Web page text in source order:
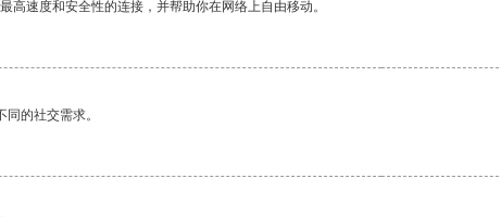
高速度和安全性的连接，并帮助你在网络上自由移动。
的社交需求。